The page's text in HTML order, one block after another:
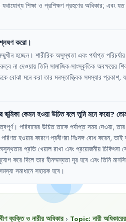
যথাযোগ্য শিক্ষা ও প্রশিক্ষণ গ্রহণের অধিকার; এবং যত
করো।
হচ্ছেন। শারীরিক অসুস্থতা এবং পর্যাপ্ত পরিচর্যার
না দেওয়ায় তিনি সামাজিক-সাংস্কৃতিক অবক্ষয়ের
বোঝা মনে করা তার মনস্তাত্ত্বিক সমস্যার প্রকাশ,
ভূমিকাকেমনহওয়াউচিতবলেতুমিমনেকরো?
। পরিবারের উচিত তাকে পর্যাপ্ত সময় দেওয়া, তার
পরিণত হওয়ার কারণে প্রবীণরা নিঃসঙ্গ বোধ করেন, তাই
প্রতি খেয়াল রাখা এবং প্রয়োজনীয় চিকিৎসা
করে দিলে তার হীনম্মন্যতা দূর হবে এবং তিনি
সমাধানে সহায়ক হবে ।
ব্যক্তি ও নারীর অধিকার › Topic: নারী